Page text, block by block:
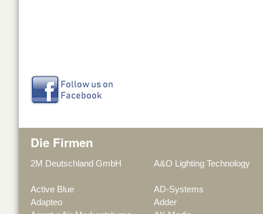
Die Firmen
2M Deutschland GmbH A&O Lighting Technology
Active Blue
AD-Systems
Adapteo
Adder